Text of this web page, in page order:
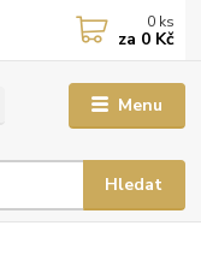
Menu
Hledat
0 ks
za 0 Kč